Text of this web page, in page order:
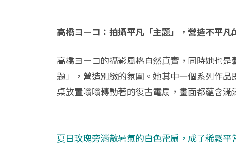
高橋ヨーコ：拍攝平凡「主題」，營造不平凡
高橋ヨーコ的攝影風格自然真實，同時她也
題」，營造別緻的氛圍。她其中一個系列作
桌放置嗡嗡轉動著的復古電扇，畫面都蘊含滿
夏日玫瑰旁消散暑氣的白色電扇，成了稀鬆平